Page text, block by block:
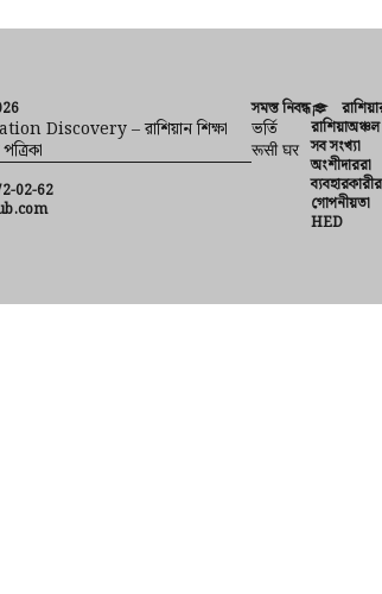
Discovery – রাশিয়ান শিক্ষা
02-62
সমস্ত নিবন্ধ
ভর্তি
रूसी घर
রাশিয়াঅঞ্চল
সব সংখ্যা
অংশীদাররা
গোপনীয়তা
HED